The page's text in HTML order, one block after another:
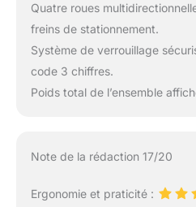
Quatre roues
freins de stationnement.
Système de verrouillage
code 3 chiffres.
Poids total de l’ensemble
Note de la rédaction 17/20
Ergonomie et praticité :